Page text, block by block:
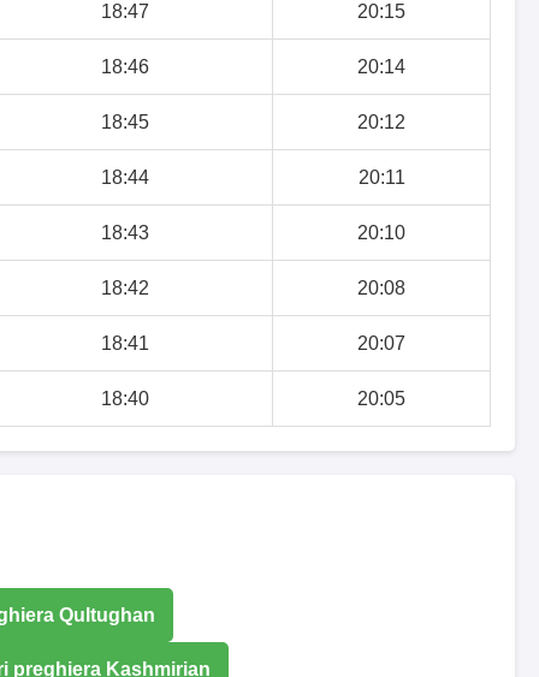
18:47 20:15
18:46 20:14
18:45 20:12
18:44 20:11
18:43 20:10
18:42 20:08
18:41 20:07
18:40 20:05
Qultughan
preghiera Kashmirian